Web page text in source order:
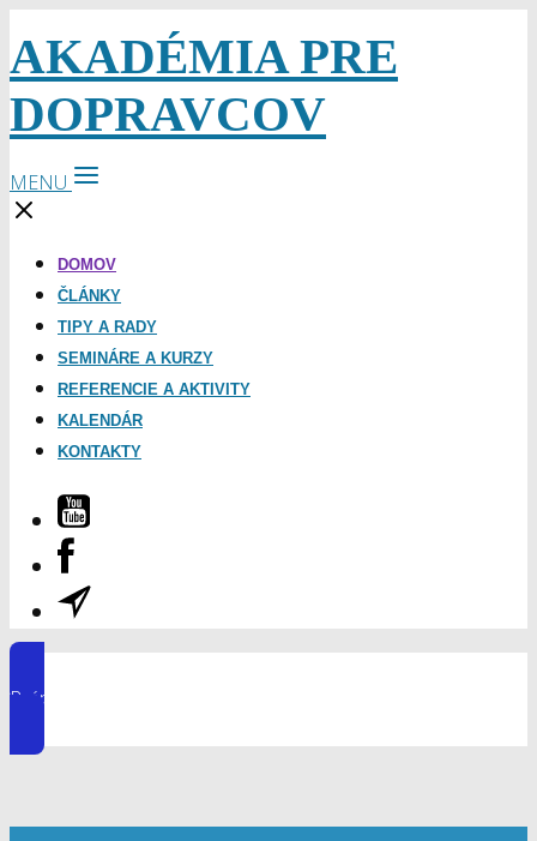
AKADÉMIA PRE
DOPRAVCOV
MENU
DOMOV
ČLÁNKY
TIPY A RADY
SEMINÁRE A KURZY
REFERENCIE A AKTIVITY
KALENDÁR
KONTAKTY
Prémiový klub AKADÉMIA ONLINE DOPRAVCA